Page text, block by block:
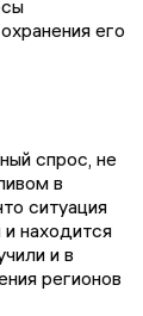
его
спрос, не
в
ситуация
находится
и в
регионов